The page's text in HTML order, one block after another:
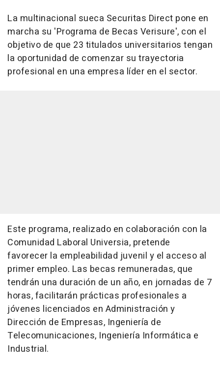
La multinacional sueca Securitas Direct pone en
marcha su 'Programa de Becas Verisure', con el
objetivo de que 23 titulados universitarios tengan
la oportunidad de comenzar su trayectoria
profesional en una empresa líder en el sector.
Este programa, realizado en colaboración con la
Comunidad Laboral Universia, pretende
favorecer la empleabilidad juvenil y el acceso al
primer empleo. Las becas remuneradas, que
tendrán una duración de un año, en jornadas de 7
horas, facilitarán prácticas profesionales a
jóvenes licenciados en Administración y
Dirección de Empresas, Ingeniería de
Telecomunicaciones, Ingeniería Informática e
Industrial.